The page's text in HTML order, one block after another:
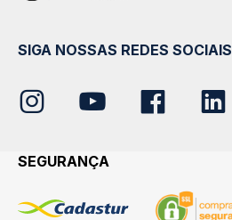
SIGA NOSSAS REDES SOCIAIS
SEGURANÇA